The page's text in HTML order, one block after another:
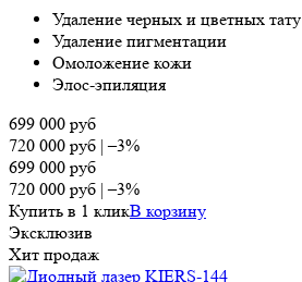
Удаление черных и цветных тату
Удаление пигментации
Омоложение кожи
Элос-эпиляция
699 000 руб
720 000 руб |–3%
699 000 руб
720 000 руб |–3%
Купить в 1 кликВ корзину
Эксклюзив
Хит продаж